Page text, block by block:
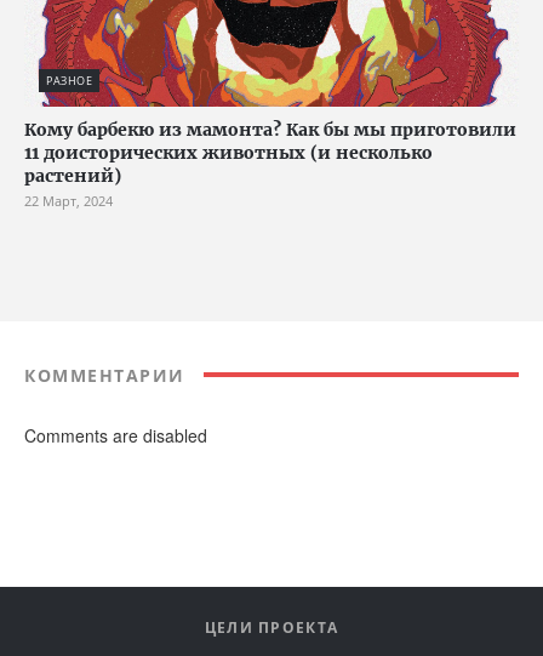
РАЗНОЕ
Кому барбекю из мамонта? Как бы мы приготовили
11 доисторических животных (и несколько
растений)
22 Март, 2024
КОММЕНТАРИИ
Comments are disabled
ЦЕЛИ ПРОЕКТА